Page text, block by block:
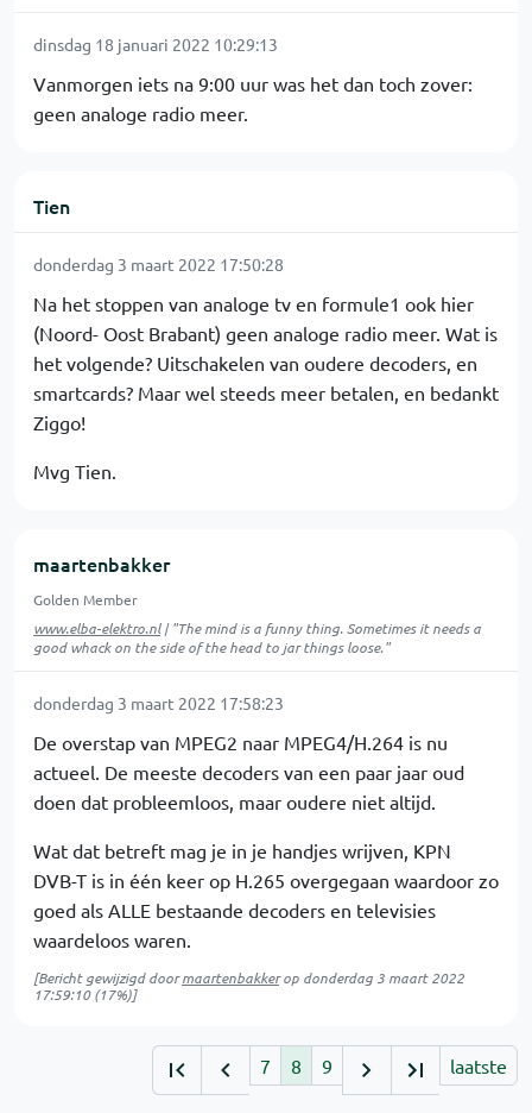
dinsdag 18 januari 2022 10:29:13
Vanmorgen iets na 9:00 uur was het dan toch zover:
geen analoge radio meer.
Tien
donderdag 3 maart 2022 17:50:28
Na het stoppen van analoge tv en formule1 ook hier
(Noord- Oost Brabant) geen analoge radio meer. Wat is
het volgende? Uitschakelen van oudere decoders, en
smartcards? Maar wel steeds meer betalen, en bedankt
Ziggo!
Mvg Tien.
maartenbakker
Golden Member
www.elba-elektro.nl| "The mind is a funny thing. Sometimes it needs a
good whack on the side of the head to jar things loose."
donderdag 3 maart 2022 17:58:23
De overstap van MPEG2 naar MPEG4/H.264 is nu
actueel. De meeste decoders van een paar jaar oud
doen dat probleemloos, maar oudere niet altijd.
Wat dat betreft mag je in je handjes wrijven, KPN
DVB-T is in één keer op H.265 overgegaan waardoor zo
goed als ALLE bestaande decoders en televisies
waardeloos waren.
[Bericht gewijzigd doormaartenbakkerop donderdag 3 maart 2022
17:59:10(17%)]
7 8 9 laatste